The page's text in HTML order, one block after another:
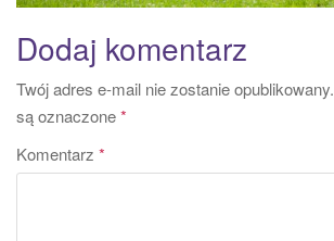
Dodaj komentarz
Twój adres e-mail nie zostanie opublikowany.
są oznaczone*
Komentarz *